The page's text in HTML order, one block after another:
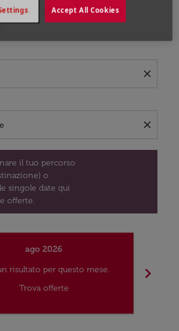
da Abu Dhabi a
close
close
il tuo percorso
o
singole date qui
offerte.
il tuo percorso (origine e/o
ago 2026
risultato per questo mese.
Trova offerte
chevron_right
Accept All Cookies